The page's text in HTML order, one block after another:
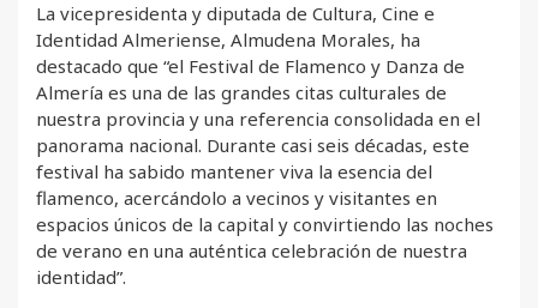
La vicepresidenta y diputada de Cultura, Cine e
Identidad Almeriense, Almudena Morales, ha
destacado que “el Festival de Flamenco y Danza de
Almería es una de las grandes citas culturales de
nuestra provincia y una referencia consolidada en el
panorama nacional. Durante casi seis décadas, este
festival ha sabido mantener viva la esencia del
flamenco, acercándolo a vecinos y visitantes en
espacios únicos de la capital y convirtiendo las noches
de verano en una auténtica celebración de nuestra
identidad”.